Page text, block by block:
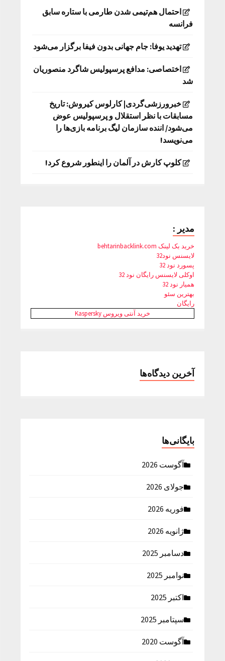
احتمال هم‌تیمی شدن طارمی با ستاره سابق
فرانسه
تهدید یوفا: جام جهانی بدون فیفا برگزار می‌شود
اختصاصی: مدافع پرسپولیس شاگرد منصوریان
شد
خبرورزشی‌گردی| کارلوس کیروش: تاریخ
مسابقات با نظر استقلال و پرسپولیس عوض
می‌شود/ اننده سازمان لیگ برنامه بازی‌ها را
می‌نویسد!
کلوپ کارش در آلمان را اینطور شروع کرد!
مدیر :
خرید بک لینک behtarinbacklink.com
لایسنس نود32
پسورد نود 32
اوکلی لایسنس رایگان نود 32
همیار نود 32
بهترین سئو
رایگان
خرید آنتی ویروس Kaspersky
آخرین دیدگاه‌ها
بایگانی‌ها
آگوست 2026
جولای 2026
فوریه 2026
ژانویه 2026
دسامبر 2025
نوامبر 2025
اکتبر 2025
سپتامبر 2025
آگوست 2020